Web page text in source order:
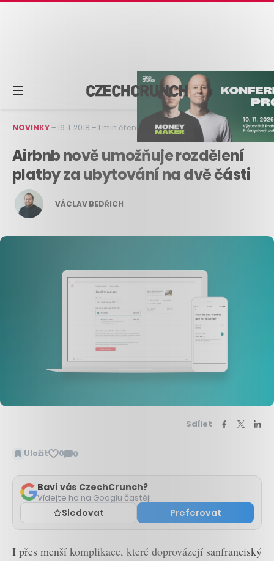
NOVINKY–16. 1. 2018 –1 min čtení
Airbnb nově umožňuje rozdělení
platby za ubytování na dvě části
VÁCLAV BEDŘICH
Sdílet
Uložit 0 0
Zobrazit
Baví vás CzechCrunch?
Vídejte ho na Googlu častěji.
Sledovat Preferovat
I přes menší komplikace, které doprovázejí sanfranciský